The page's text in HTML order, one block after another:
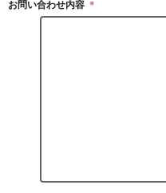
お問い合わせ内容 ＊